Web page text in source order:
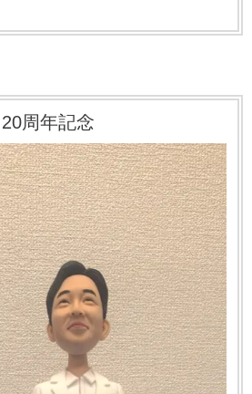
20周年記念